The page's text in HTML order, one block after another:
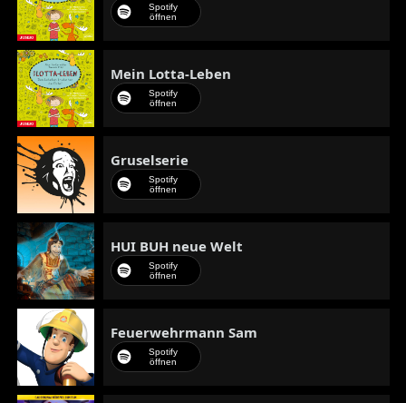
Spotify
öffnen
Mein Lotta-Leben
Spotify
öffnen
Gruselserie
Spotify
öffnen
HUI BUH neue Welt
Spotify
öffnen
Feuerwehrmann Sam
Spotify
öffnen